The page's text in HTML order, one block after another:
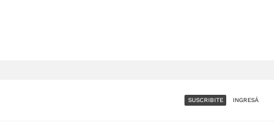
SUSCRIBITE INGRESÁ